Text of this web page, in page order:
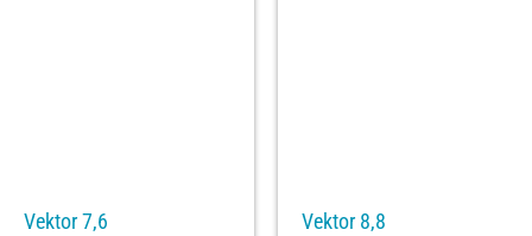
Vektor 7,6
Vektor 8,8